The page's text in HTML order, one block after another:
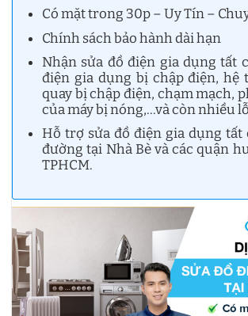
Có mặt trong 30p – Uy Tín –
Chính sách bảo hành dài hạn
Nhận sửa đồ điện gia dụng tất
điện gia dụng bị chập điện, hệ
quay bị chập điện, chạm mạch,
của máy bị nóng,…và còn nhiều
Hỗ trợ sửa đồ điện gia dụng tất
đường tại Nhà Bè và các quận
TPHCM.